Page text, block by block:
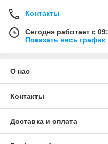
Контакты
Сегодня работает с
Показать весь
О нас
Контакты
Доставка и оплата